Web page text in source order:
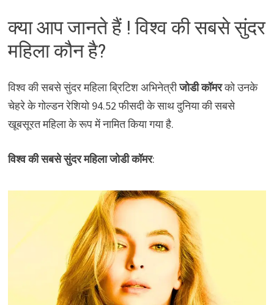
क्या आप जानते हैं ! विश्व की सबसे सुंदर
महिला कौन है?
विश्व की सबसे सुंदर महिला ब्रिटिश अभिनेत्रीजोडी कॉमरको उनके
चेहरे के गोल्डन रेशियो 94.52 फीसदी के साथ दुनिया की सबसे
खूबसूरत महिला के रूप में नामित किया गया है.
विश्व की सबसे सुंदर महिला जोडी कॉमर: